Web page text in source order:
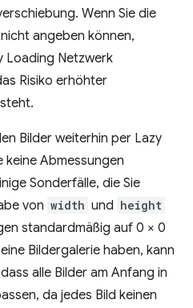
Wenn Sie die
angeben können,
Loading Netzwerk
Risiko erhöhter
Bilder weiterhin per Lazy
keine Abmessungen
Sonderfälle, die Sie
von width und height
standardmäßig auf 0 × 0
Bildergalerie haben, kann
alle Bilder am Anfang in
da jedes Bild keinen